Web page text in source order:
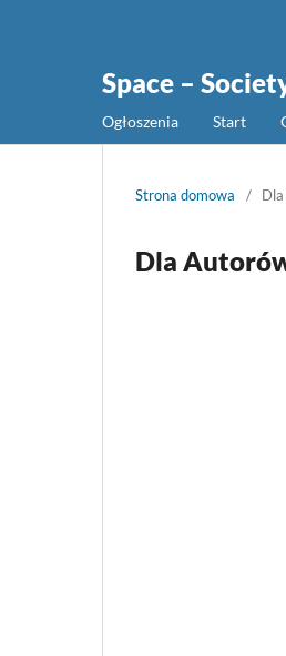
Space –
Ogłoszenia Start
Strona domowa /
Dla